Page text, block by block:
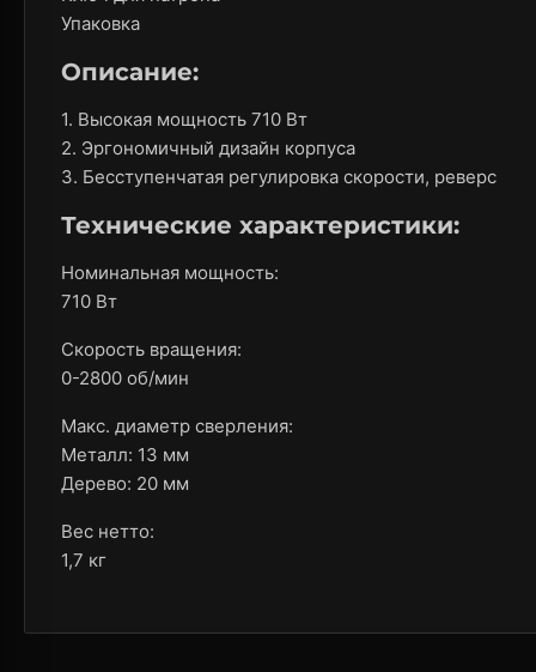
Упаковка
Описание:
1. Высокая мощность 710 Вт
2. Эргономичный дизайн корпуса
3. Бесступенчатая регулировка скорости, реверс
Технические характеристики:
Номинальная мощность:
710 Вт
Скорость вращения:
0-2800 об/мин
Макс. диаметр сверления:
Металл: 13 мм
Дерево: 20 мм
Вес нетто:
1,7 кг